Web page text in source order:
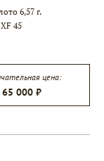
6,57 г.
XF 45
цена:
65 000 ₽